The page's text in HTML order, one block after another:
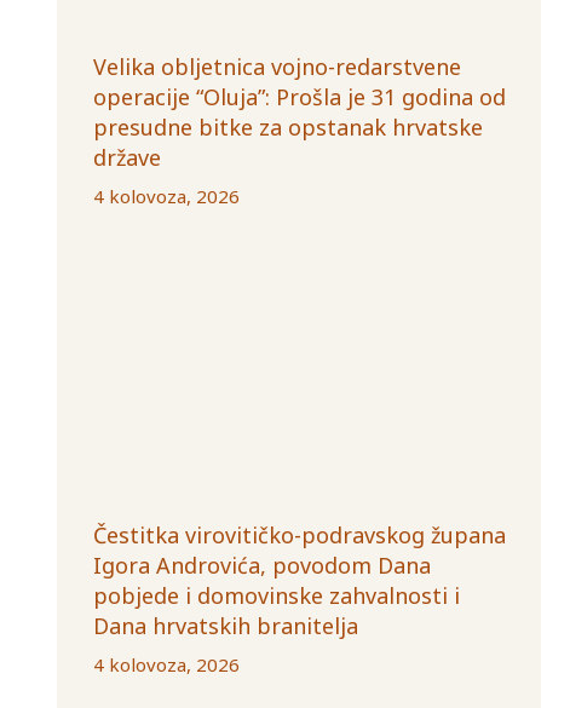
Velika obljetnica vojno-redarstvene
operacije “Oluja”: Prošla je 31 godina od
presudne bitke za opstanak hrvatske
države
4 kolovoza, 2026
Čestitka virovitičko-podravskog župana
Igora Androvića, povodom Dana
pobjede i domovinske zahvalnosti i
Dana hrvatskih branitelja
4 kolovoza, 2026